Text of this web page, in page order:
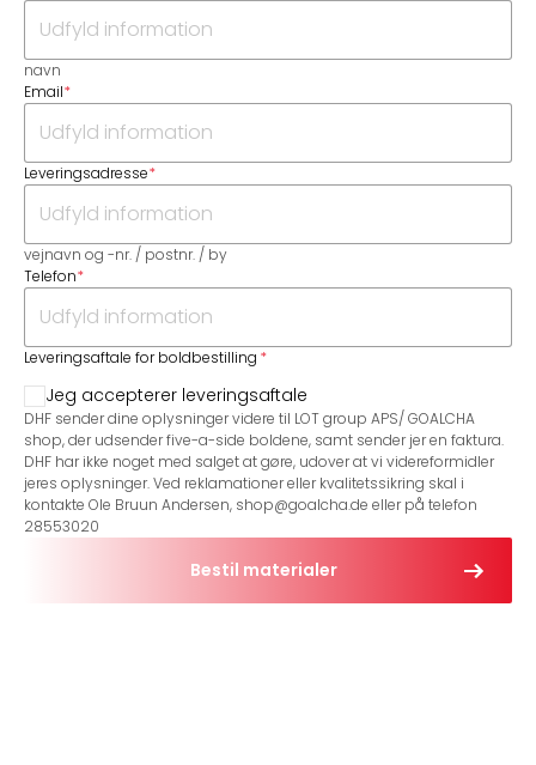
navn
Email*
Leveringsadresse*
vejnavn og -nr. / postnr. / by
Telefon*
Leveringsaftale for boldbestilling
Jeg accepterer leveringsaftale
DHF sender dine oplysninger videre til LOT group APS/ GOALCHA
shop, der udsender five-a-side boldene, samt sender jer en faktura.
DHF har ikke noget med salget at gøre, udover at vi videreformidler
jeres oplysninger. Ved reklamationer eller kvalitetssikring skal i
kontakte Ole Bruun Andersen, shop@goalcha.de eller på telefon
28553020
Bestil materialer